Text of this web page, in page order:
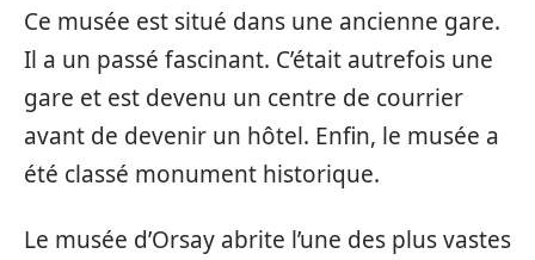
Ce musée est situé dans une ancienne gare.
Il a un passé fascinant. C’était autrefois une
gare et est devenu un centre de courrier
avant de devenir un hôtel. Enfin, le musée a
été classé monument historique.
Le musée d’Orsay abrite l’une des plus vastes